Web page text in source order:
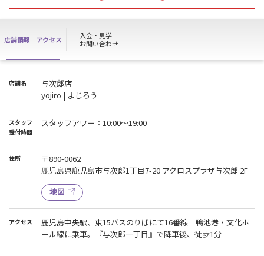
各種お手続き、お問い合わせ、ハイスクールパス等のご利用が出来
皆様には大変ご不便をおかけしますが、何卒ご理解の程よろしくお
願い申し上げます。
店舗情報 アクセス
入会・見学
お問い合わせ
店舗名
与次郎店
yojiro | よじろう
スタッフ
受付時間
スタッフアワー：10:00～19:00
住所
〒890-0062
鹿児島県鹿児島市与次郎1丁目7-20 アクロスプラザ与次郎 2F
地図
アクセス
鹿児島中央駅、東15バスのりばにて16番線 鴨池港・文化ホ
ール線に乗車。『与次郎一丁目』で降車後、徒歩1分